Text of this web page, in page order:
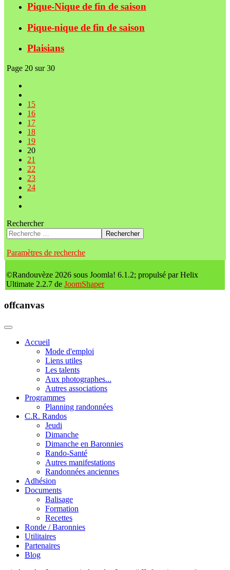
Pique-Nique de fin de saison
Pique-nique de fin de saison
Plaisians
Page 20 sur 30
15
16
17
18
19
20
21
22
23
24
Rechercher
Rechercher
Paramètres de recherche
©Randouvèze 2026 sous Joomla! 6.1.2; propulsé par Helix
Ultimate 2.2.7 de JoomShaper
offcanvas
Accueil
Mode d'emploi
Liens utiles
Les talents
Aux photographes...
Autres associations
Programmes
Planning randonnées
C.R. Randos
Jeudi
Dimanche
Dimanche en Baronnies
Rando-Santé
Autres manifestations
Randonnées anciennes
Adhésion
Documents
Balisage
Formation
Recettes
Ronde / Baronnies
Utilitaires
Partenaires
Blog